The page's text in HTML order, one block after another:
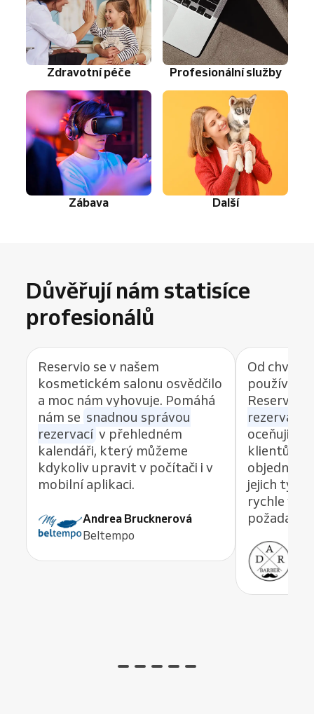
Zdravotní péče Profesionální služby
Zábava Další
Důvěřují nám statisíce
profesionálů
Reservio se v našem
kosmetickém salonu osvědčilo
a moc nám vyhovuje. Pomáhá
nám se snadnou správou
rezervací v přehledném
kalendáři, který můžeme
kdykoliv upravit v počítači i v
mobilní aplikaci.
Andrea Brucknerová
Beltempo
Od chvíle,
používat
Reservio,
rezervací
oceňuji
klientům
jejich tým
rychle